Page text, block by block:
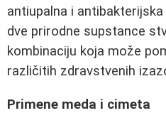
antiupalna i
dve prirodne supstance
kombinaciju koja može
različitih zdravstvenih
Primene meda i cimeta